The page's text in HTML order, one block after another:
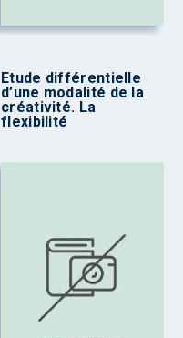
Etude différentielle
d’une modalité de la
créativité. La
flexibilité